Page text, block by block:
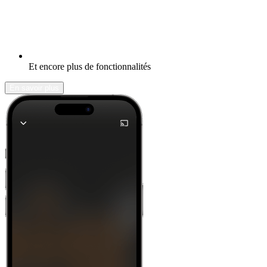
Et encore plus de fonctionnalités